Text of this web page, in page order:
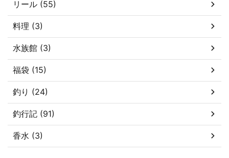
リール (55)
料理 (3)
水族館 (3)
福袋 (15)
釣り (24)
釣行記 (91)
香水 (3)